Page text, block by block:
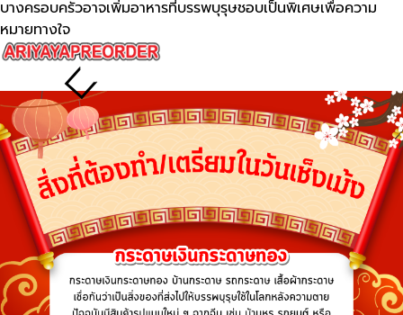
บางครอบครัวอาจเพิ่มอาหารที่บรรพบุรุษชอบเป็นพิเศษเพื่อความ
หมายทางใจ